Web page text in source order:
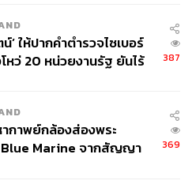
และอย่างไร?
ของสตีฟ จ็อบส์ ในเรื่อง
ID ทั้งหมดเป็นการสร้างความ
Apple มีความเป็นเลิศที่สุด
สามารถก้าวขึ้นสู่ตำแหน่ง
ลาร์สหรัฐ ความเป็นผู้นำของ
’ ให้ปากคำตำรวจไซเบอร์
หว่ 20 หน่วยงานรัฐ ยันไร้
387
กาพย์กล้องส่องพระ
Blue Marine จากสัญญา
369